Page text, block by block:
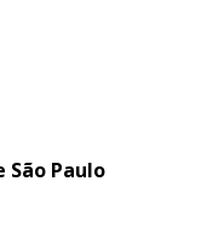
São Paulo